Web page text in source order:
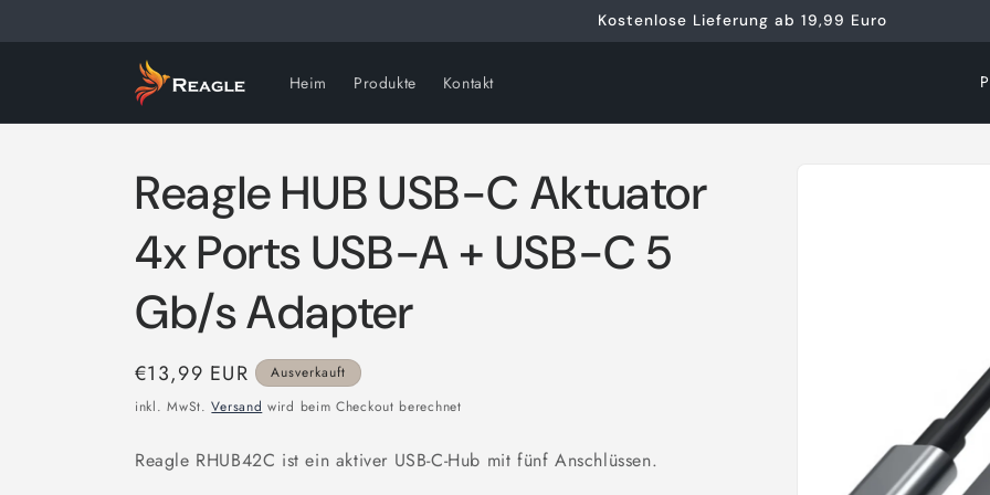
Inhalt
Kostenlose Lieferung ab 19,99 Euro
Heim Produkte Kontakt
o
n
Reagle HUB USB-C Aktuator
4x Ports USB-A + USB-C 5
Gb/s Adapter
Normaler
Preis
€13,99 EUR
Ausverkauft
inkl. MwSt.Versand wird beim Checkout berechnet
Reagle RHUB42C ist ein aktiver USB-C-Hub mit fünf Anschlüssen.